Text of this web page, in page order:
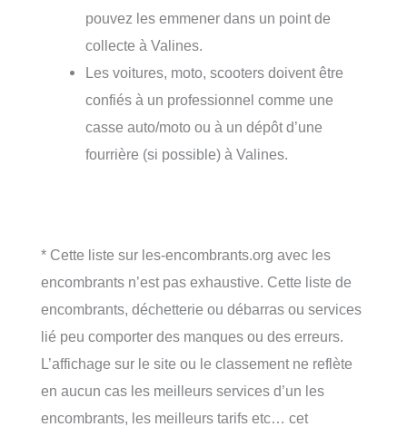
pouvez les emmener dans un point de
collecte à Valines.
Les voitures, moto, scooters doivent être
confiés à un professionnel comme une
casse auto/moto ou à un dépôt d’une
fourrière (si possible) à Valines.
* Cette liste sur les-encombrants.org avec les
encombrants n’est pas exhaustive. Cette liste de
encombrants, déchetterie ou débarras ou services
lié peu comporter des manques ou des erreurs.
L’affichage sur le site ou le classement ne reflète
en aucun cas les meilleurs services d’un les
encombrants, les meilleurs tarifs etc… cet